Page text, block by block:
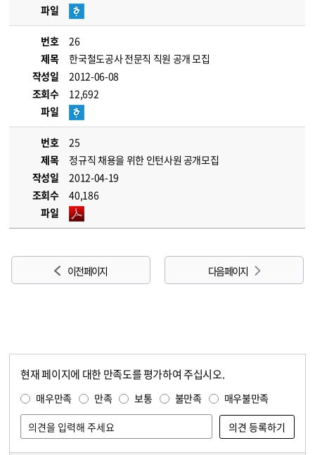
파일
번호
26
제목
한국철도공사 전문직 직원 공개 모집
작성일
2012-06-08
조회수
12,692
파일
번호
25
제목
정규직 채용을 위한 인턴사원 공개모집
작성일
2012-04-19
조회수
40,186
파일
이전 페이지 다음 페이지
현재 페이지에 대한 만족도를 평가하여 주십시오.
매우만족 만족 보통 불만족 매우불만족